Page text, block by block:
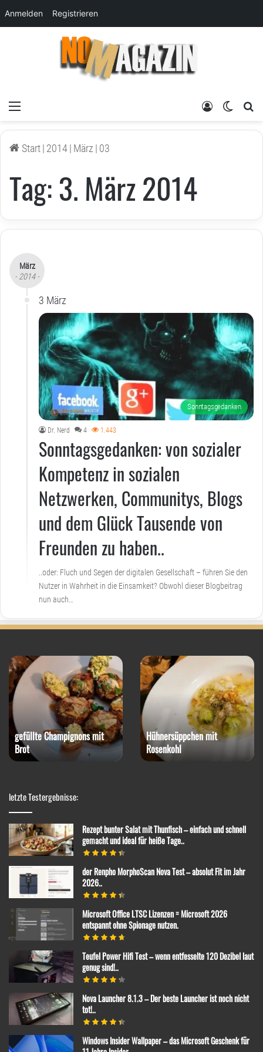
Anmelden Registrieren
Menü Skin
Anmelden
Start| 2014| März | 03
Tag:3. März 2014
März
- 2014 -
3 März
Sonntagsgedanken
Dr. Nerd 4 1.443
Sonntagsgedanken: von sozialer
Kompetenz in sozialen
Netzwerken, Communitys, Blogs
und dem Glück Tausende von
Freunden zu haben..
..oder: Fluch und Segen der digitalen Gesellschaft – führen Sie den
Nutzer in Wahrheit in die Einsamkeit? Obwohl dieser Blogbeitrag
nun auch…
gefüllte Champignons mit
Brot
Hühnersüppchen mit
Rosenkohl
letzte Testergebnisse:
Rezept bunter Salat mit Thunfisch – einfach und schnell
gemacht und ideal für heiße Tage..
der Renpho MorphoScan Nova Test – absolut Fit im Jahr
2026..
Microsoft Office LTSC Lizenzen = Microsoft 2026
entspannt ohne Spionage nutzen.
Teufel Power Hifi Test – wenn entfesselte 120 Dezibel laut
genug sind!..
Nova Launcher 8.1.3 – Der beste Launcher ist noch nicht
tot!..
Windows Insider Wallpaper – das Microsoft Geschenk für